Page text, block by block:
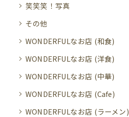
笑笑笑！写真
その他
WONDERFULなお店 (和食)
WONDERFULなお店 (洋食)
WONDERFULなお店 (中華)
WONDERFULなお店 (Cafe)
WONDERFULなお店 (ラーメン)